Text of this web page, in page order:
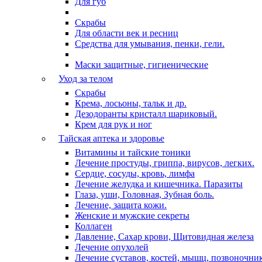
Скрабы
Для области век и ресниц
Средства для умывания, пенки, гели.
Маски защитные, гигиенические
Уход за телом
Скрабы
Крема, лосьоны, тальк и др.
Дезодоранты кристалл шариковый.
Крем для рук и ног
Тайская аптека и здоровье
Витамины и тайские тоники
Лечение простуды, гриппа, вирусов, легких.
Сердце, сосуды, кровь, лимфа
Лечение желудка и кишечника. Паразиты
Глаза, уши, Головная, Зубная боль.
Лечение, защита кожи.
Женские и мужские секреты
Коллаген
Давление, Сахар крови, Щитовидная железа
Лечение опухолей
Лечение суставов, костей, мышц,